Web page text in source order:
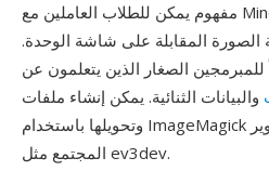
مفهوم يمكن للطلاب العاملين مع Mindstorms ملاحظته مباشرة
المقابلة على شاشة الوحدة.
الصغار الذين يتعلمون عن
والبيانات الثنائية. يمكن إنشاء ملفات RGF
وتحويلها باستخدام ImageMagick وبيئة تطوير EV3 وأدوات
المجتمع مثل ev3dev.